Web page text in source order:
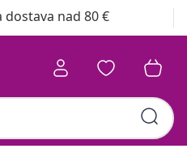
dostava nad 80 €